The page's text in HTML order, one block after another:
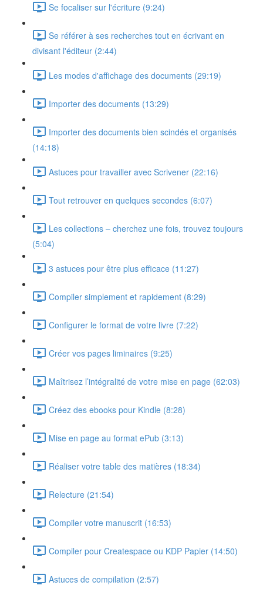
Se focaliser sur l'écriture (9:24)
Se référer à ses recherches tout en écrivant en
divisant l'éditeur (2:44)
Les modes d'affichage des documents (29:19)
Importer des documents (13:29)
Importer des documents bien scindés et organisés
(14:18)
Astuces pour travailler avec Scrivener (22:16)
Tout retrouver en quelques secondes (6:07)
Les collections – cherchez une fois, trouvez toujours
(5:04)
3 astuces pour être plus efficace (11:27)
Compiler simplement et rapidement (8:29)
Configurer le format de votre livre (7:22)
Créer vos pages liminaires (9:25)
Maîtrisez l’intégralité de votre mise en page (62:03)
Créez des ebooks pour Kindle (8:28)
Mise en page au format ePub (3:13)
Réaliser votre table des matières (18:34)
Relecture (21:54)
Compiler votre manuscrit (16:53)
Compiler pour Createspace ou KDP Papier (14:50)
Astuces de compilation (2:57)